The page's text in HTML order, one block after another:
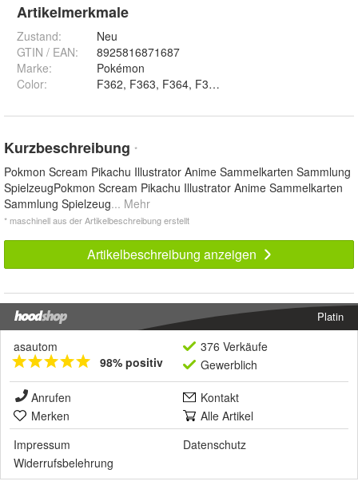
Artikelmerkmale
Zustand:
Neu
GTIN / EAN:
8925816871687
Marke:
Pokémon
Color: F362, F363, F364, F365, F366, F367, PG-117,
Kurzbeschreibung *
Pokmon Scream Pikachu Illustrator Anime Sammelkarten Sammlung
SpielzeugPokmon Scream Pikachu Illustrator Anime Sammelkarten
Sammlung Spielzeug... Mehr
* maschinell aus der Artikelbeschreibung erstellt
Artikelbeschreibung anzeigen
Platin
asautom
98% positiv
376 Verkäufe
Gewerblich
Anrufen
Kontakt
Merken
Alle Artikel
Impressum
Datenschutz
Widerrufsbelehrung